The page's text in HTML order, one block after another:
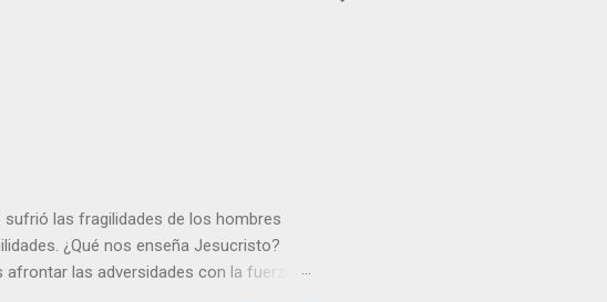
las fragilidades de los hombres
¿Qué nos enseña Jesucristo?
las adversidades con la fuerza y